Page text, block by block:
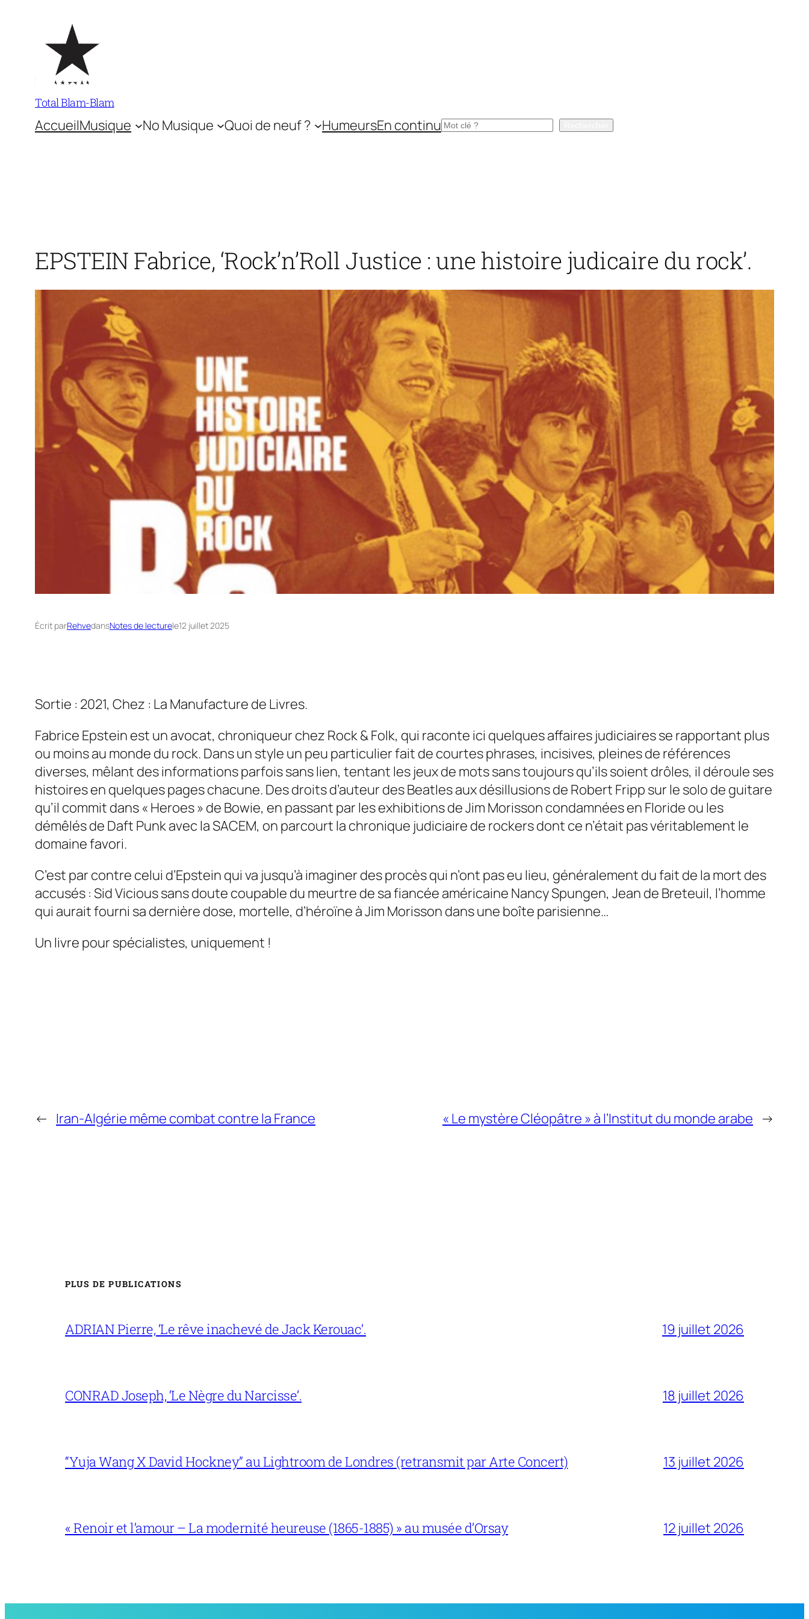
contenu
Total Blam-Blam
AccueilMusique No Musique Quoi de neuf ? HumeursEn continuRechercher
EPSTEIN Fabrice, ‘Rock’n’Roll Justice : une histoire judicaire du rock’.
Écrit parRehvedansNotes de lecturele12 juillet 2025
Sortie : 2021, Chez : La Manufacture de Livres.
Fabrice Epstein est un avocat, chroniqueur chez Rock & Folk, qui raconte ici quelques affaires judiciaires se rapportant plus
ou moins au monde du rock. Dans un style un peu particulier fait de courtes phrases, incisives, pleines de références
diverses, mêlant des informations parfois sans lien, tentant les jeux de mots sans toujours qu’ils soient drôles, il déroule ses
histoires en quelques pages chacune. Des droits d’auteur des Beatles aux désillusions de Robert Fripp sur le solo de guitare
qu’il commit dans « Heroes » de Bowie, en passant par les exhibitions de Jim Morisson condamnées en Floride ou les
démêlés de Daft Punk avec la SACEM, on parcourt la chronique judiciaire de rockers dont ce n’était pas véritablement le
domaine favori.
C’est par contre celui d’Epstein qui va jusqu’à imaginer des procès qui n’ont pas eu lieu, généralement du fait de la mort des
accusés : Sid Vicious sans doute coupable du meurtre de sa fiancée américaine Nancy Spungen, Jean de Breteuil, l’homme
qui aurait fourni sa dernière dose, mortelle, d’héroïne à Jim Morisson dans une boîte parisienne…
Un livre pour spécialistes, uniquement !
← Iran-Algérie même combat contre la France « Le mystère Cléopâtre » à l’Institut du monde arabe →
PLUS DE PUBLICATIONS
ADRIAN Pierre, ‘Le rêve inachevé de Jack Kerouac’. 19 juillet 2026
CONRAD Joseph, ‘Le Nègre du Narcisse’. 18 juillet 2026
“Yuja Wang X David Hockney” au Lightroom de Londres (retransmit par Arte Concert) 13 juillet 2026
« Renoir et l’amour – La modernité heureuse (1865-1885) » au musée d’Orsay 12 juillet 2026